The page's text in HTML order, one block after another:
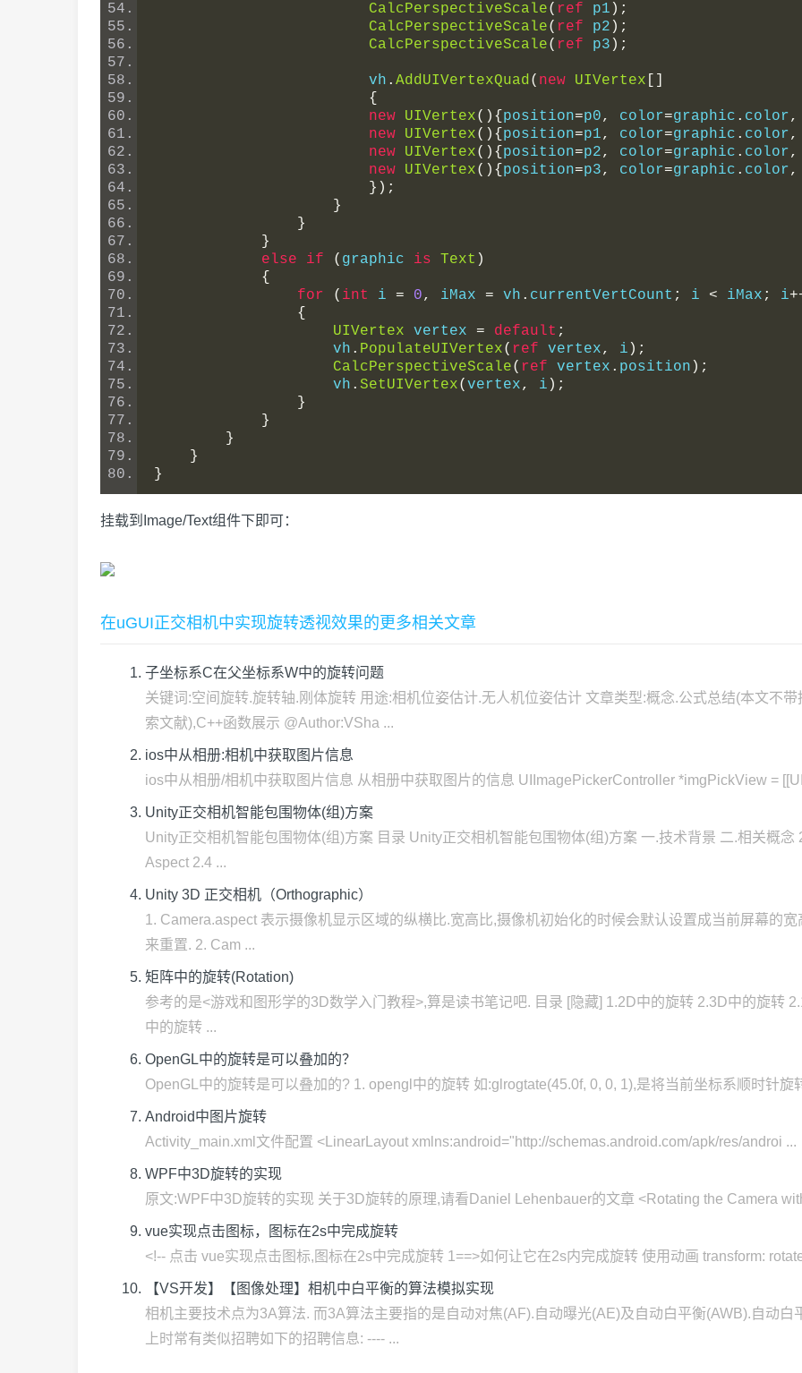
CalcPerspectiveScale( ref p1 );
CalcPerspectiveScale( ref p2 );
CalcPerspectiveScale( ref p3 );
                        vh
. AddUIVertexQuad( new UIVertex
{
new
UIVertex(){ position=p0, color=graphic . color,
new
UIVertex(){ position=p1, color=graphic . color,
new
UIVertex(){ position=p2, color=graphic . color,
new
UIVertex(){ position=p3, color=graphic . color,
});
}
}
}
else
if ( graphic is Text )
{
for
( int i = 0, iMax = vh . currentVertCount ; i < iMax ; i
{
UIVertex vertex = default ;
                    vh
. PopulateUIVertex( ref vertex, i );
CalcPerspectiveScale( ref vertex . position );
                    vh
. SetUIVertex( vertex, i );
}
}
}
}
}
挂载到Image/Text组件下即可：
在uGUI正交相机中实现旋转透视效果的更多相关文章
子坐标系C在父坐标系W中的旋转问题
关键词:空间旋转.旋转轴.刚体旋转 用途:相机位姿估计.无人机位姿估计 文章类型:概念.公式总结(本文不
索文献),C++函数展示 @Author:VSha ...
ios中从相册:相机中获取图片信息
ios中从相册/相机中获取图片信息 从相册中获取图片的信息 UIImagePickerController *imgPickView =
Unity正交相机智能包围物体(组)方案
Unity正交相机智能包围物体(组)方案 目录 Unity正交相机智能包围物体(组)方案 一.技术背景 二.相关概
Aspect 2.4 ...
Unity 3D 正交相机（Orthographic）
1. Camera.aspect 表示摄像机显示区域的纵横比.宽高比,摄像机初始化的时候会默认设置成当前屏幕的
来重置. 2. Cam ...
矩阵中的旋转(Rotation)
参考的是<游戏和图形学的3D数学入门教程>,算是读书笔记吧. 目录 [隐藏] 1.2D中的旋转 2.3D中的旋转
中的旋转 ...
OpenGL中的旋转是可以叠加的？
OpenGL中的旋转是可以叠加的? 1. opengl中的旋转 如:glrogtate(45.0f, 0, 0, 1),是将当前坐标系顺时针旋
Android中图片旋转
Activity_main.xml文件配置 <LinearLayout xmlns:android="http://schemas.android.com/apk/res/androi ...
WPF中3D旋转的实现
原文:WPF中3D旋转的实现 关于3D旋转的原理,请看Daniel Lehenbauer的文章 <Rotating the Camera
vue实现点击图标，图标在2s中完成旋转
<!-- 点击 vue实现点击图标,图标在2s中完成旋转 1==>如何让它在2s内完成旋转 使用动画 transform:
【VS开发】【图像处理】相机中白平衡的算法模拟实现
相机主要技术点为3A算法. 而3A算法主要指的是自动对焦(AF).自动曝光(AE)及自动白平衡(AWB).自动白
上时常有类似招聘如下的招聘信息: ---- ...